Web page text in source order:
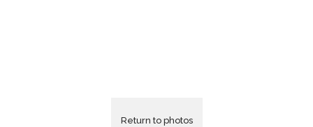
Return to photos